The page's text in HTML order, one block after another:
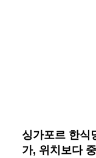
싱가포르 한식
가, 위치보다